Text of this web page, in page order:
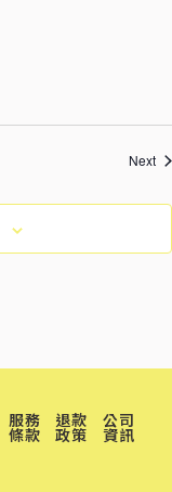
Next
服務
條款
退款
政策
公司
資訊